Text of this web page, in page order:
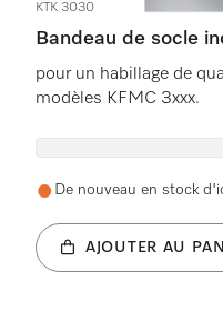
KTK 3030
Bandeau de socle
pour un habillage de
modèles KFMC 3xxx.
De nouveau en stock
AJOUTER AU